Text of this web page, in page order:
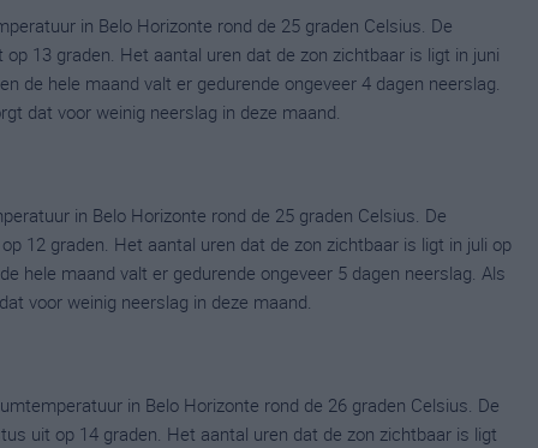
in Belo Horizonte rond de 25 graden Celsius. De
13 graden. Het aantal uren dat de zon zichtbaar is ligt in juni
de hele maand valt er gedurende ongeveer 4 dagen neerslag.
dat voor weinig neerslag in deze maand.
in Belo Horizonte rond de 25 graden Celsius. De
12 graden. Het aantal uren dat de zon zichtbaar is ligt in juli op
hele maand valt er gedurende ongeveer 5 dagen neerslag. Als
voor weinig neerslag in deze maand.
in Belo Horizonte rond de 26 graden Celsius. De
uit op 14 graden. Het aantal uren dat de zon zichtbaar is ligt